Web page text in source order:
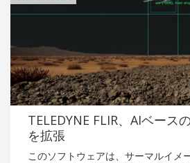
TELEDYNE FLIR、AIベース
を拡張
このソフトウェアは、サーマルイメ